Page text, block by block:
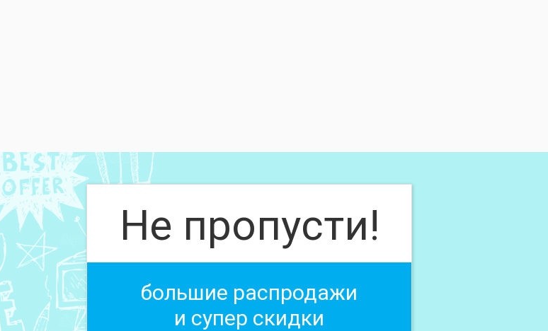
Не пропусти!
большие распродажи
и супер скидки